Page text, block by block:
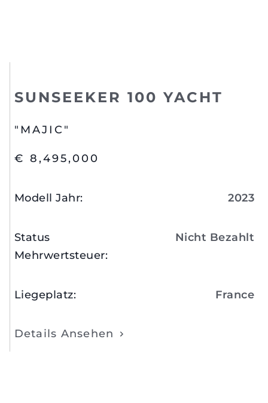
SUNSEEKER 100 YACHT
"MAJIC"
€ 8,495,000
Modell Jahr: 2023
Status
Mehrwertsteuer:
Nicht Bezahlt
Liegeplatz: France
Details Ansehen